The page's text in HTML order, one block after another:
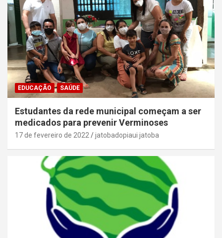
EDUCAÇÃO SAÚDE
Estudantes da rede municipal começam a ser
medicados para prevenir Verminoses
17 de fevereiro de 2022 jatobadopiaui jatoba